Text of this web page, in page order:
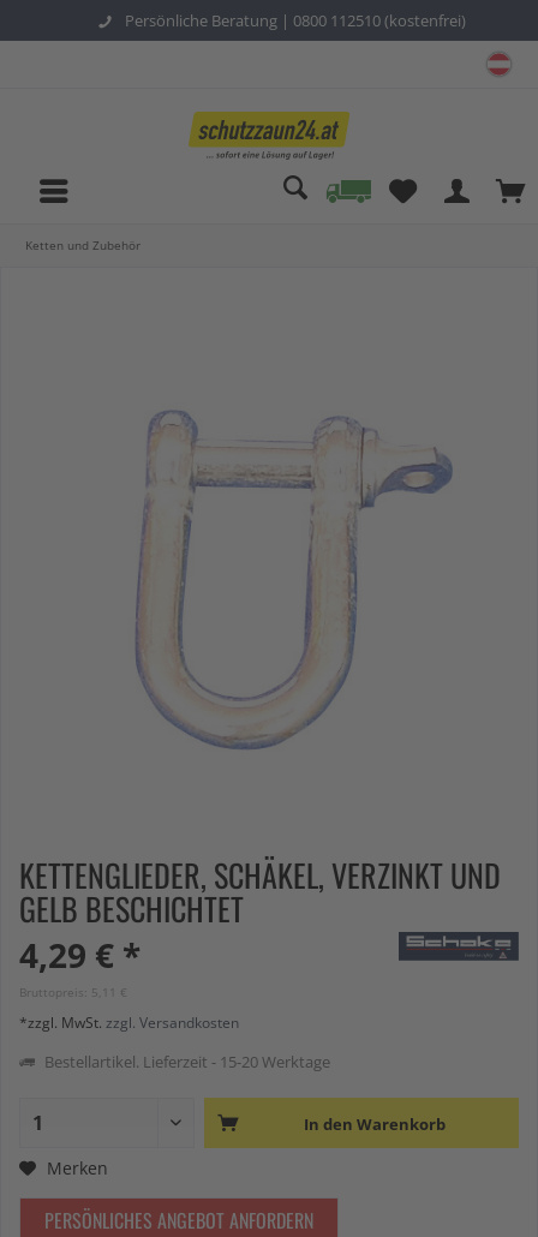
Persönliche Beratung | 0800 112510 (kostenfrei)
Ketten und Zubehör
KETTENGLIEDER, SCHÄKEL, VERZINKT UND
GELB BESCHICHTET
4,29 € *
Bruttopreis: 5,11 €
*zzgl. MwSt. zzgl. Versandkosten
Bestellartikel. Lieferzeit - 15-20 Werktage
In den Warenkorb
Merken
PERSÖNLICHES ANGEBOT ANFORDERN